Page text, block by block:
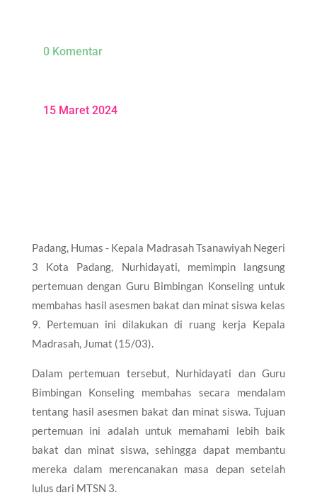
0 Komentar
15 Maret 2024
Padang, Humas - Kepala Madrasah Tsanawiyah Negeri
3 Kota Padang, Nurhidayati, memimpin langsung
pertemuan dengan Guru Bimbingan Konseling untuk
membahas hasil asesmen bakat dan minat siswa kelas
9. Pertemuan ini dilakukan di ruang kerja Kepala
Madrasah, Jumat (15/03).
Dalam pertemuan tersebut, Nurhidayati dan Guru
Bimbingan Konseling membahas secara mendalam
tentang hasil asesmen bakat dan minat siswa. Tujuan
pertemuan ini adalah untuk memahami lebih baik
bakat dan minat siswa, sehingga dapat membantu
mereka dalam merencanakan masa depan setelah
lulus dari MTSN 3.